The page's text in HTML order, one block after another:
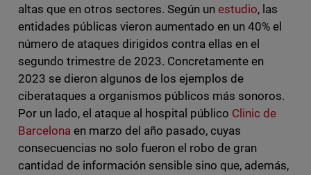
altas que en otros sectores. Según unestudio, las
entidades públicas vieron aumentado en un 40% el
número de ataques dirigidos contra ellas en el
segundo trimestre de 2023. Concretamente en
2023 se dieron algunos de los ejemplos de
ciberataques a organismos públicos más sonoros.
Por un lado, el ataque al hospital público Clinic de
Barcelonaen marzo del año pasado, cuyas
consecuencias no solo fueron el robo de gran
cantidad de información sensible sino que, además,